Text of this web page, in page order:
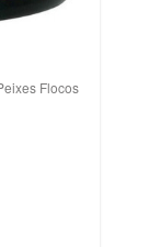
Flocos